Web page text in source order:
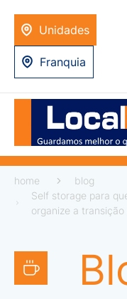
Unidades
Franquia
home
blog
Self storage para
organize a